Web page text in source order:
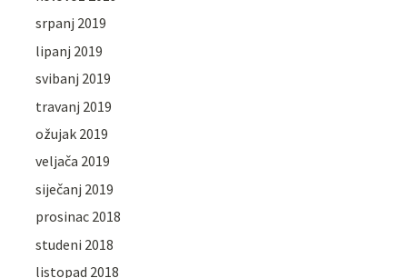
srpanj 2019
lipanj 2019
svibanj 2019
travanj 2019
ožujak 2019
veljača 2019
siječanj 2019
prosinac 2018
studeni 2018
listopad 2018